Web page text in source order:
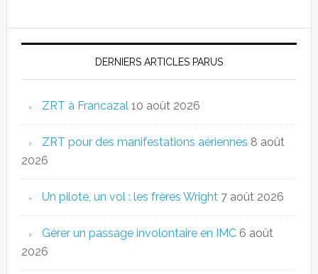
DERNIERS ARTICLES PARUS
ZRT à Francazal 10 août 2026
ZRT pour des manifestations aériennes 8 août
2026
Un pilote, un vol : les frères Wright 7 août 2026
Gérer un passage involontaire en IMC 6 août
2026